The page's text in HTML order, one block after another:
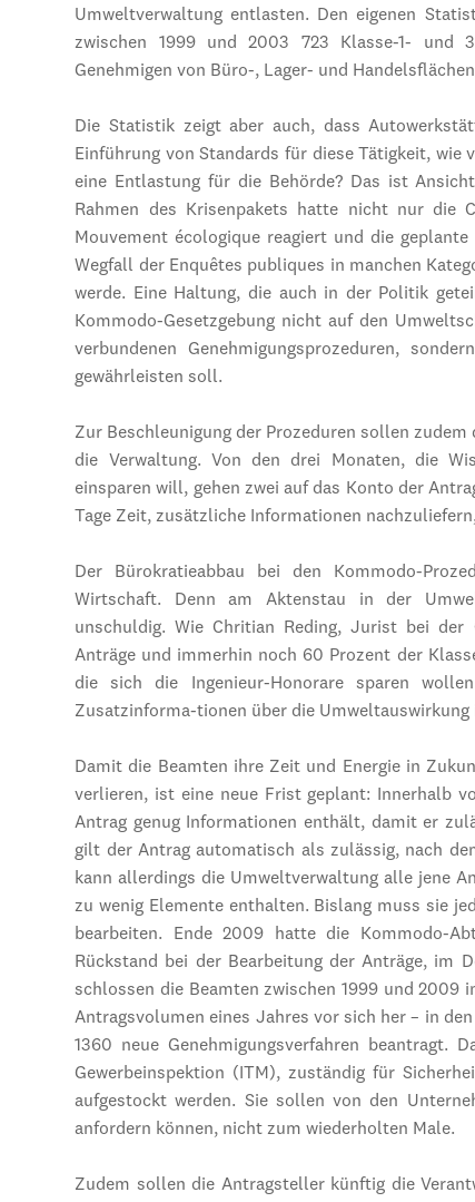
Umweltverwaltung entlasten. Den eigenen
zwischen 1999 und 2003 723 Klasse-1- und
Genehmigen von Büro-, Lager- und
Die Statistik zeigt aber auch, dass
Einführung von Standards für diese Tätigkeit, wie
eine Entlastung für die Behörde? Das ist
Rahmen des Krisenpakets hatte nicht nur die
Mouvement écologique reagiert und die
Wegfall der Enquêtes publiques in manchen
werde. Eine Haltung, die auch in der Politik
Kommodo-Gesetzgebung nicht auf den
verbundenen Genehmigungsprozeduren,
gewährleisten soll.
Zur Beschleunigung der Prozeduren sollen
die Verwaltung. Von den drei Monaten, die
einsparen will, gehen zwei auf das Konto der
Tage Zeit, zusätzliche Informationen
Der Bürokratieabbau bei den Kommodo-
Wirtschaft. Denn am Aktenstau in der
unschuldig. Wie Chritian Reding, Jurist bei der
Anträge und immerhin noch 60 Prozent der
die sich die Ingenieur-Honorare sparen
Zusatzinforma-tionen über die Umweltauswirkung
Damit die Beamten ihre Zeit und Energie in
verlieren, ist eine neue Frist geplant: Innerhalb
Antrag genug Informationen enthält, damit er
gilt der Antrag automatisch als zulässig, nach
kann allerdings die Umweltverwaltung alle jene
zu wenig Elemente enthalten. Bislang muss sie
bearbeiten. Ende 2009 hatte die Kommodo-
Rückstand bei der Bearbeitung der Anträge, im
schlossen die Beamten zwischen 1999 und 2009
Antragsvolumen eines Jahres vor sich her – in
1360 neue Genehmigungsverfahren beantragt.
Gewerbeinspektion (ITM), zuständig für
aufgestockt werden. Sie sollen von den
anfordern können, nicht zum wiederholten Male.
Zudem sollen die Antragsteller künftig die